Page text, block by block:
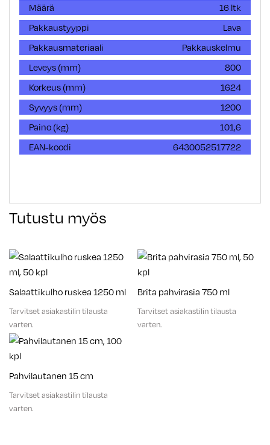
Määrä
16 ltk
Pakkaustyyppi
Lava
Pakkausmateriaali
Pakkauskelmu
Leveys (mm)
800
Korkeus (mm)
1624
Syvyys (mm)
1200
Paino (kg)
101,6
EAN-koodi
6430052517722
Tutustu myös
Salaattikulho ruskea 1250 ml
Tarvitset asiakastilin tilausta
varten.
Brita pahvirasia 750 ml
Tarvitset asiakastilin tilausta
varten.
Pahvilautanen 15 cm
Tarvitset asiakastilin tilausta
varten.